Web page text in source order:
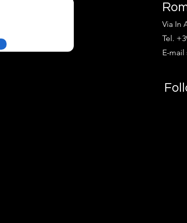
Via In
Tel.
E-